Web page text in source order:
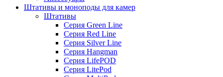
Штативы и моноподы для камер
Штативы
Серия Green Line
Серия Red Line
Серия Silver Line
Серия Hangman
Серия LifePOD
Серия LitePod